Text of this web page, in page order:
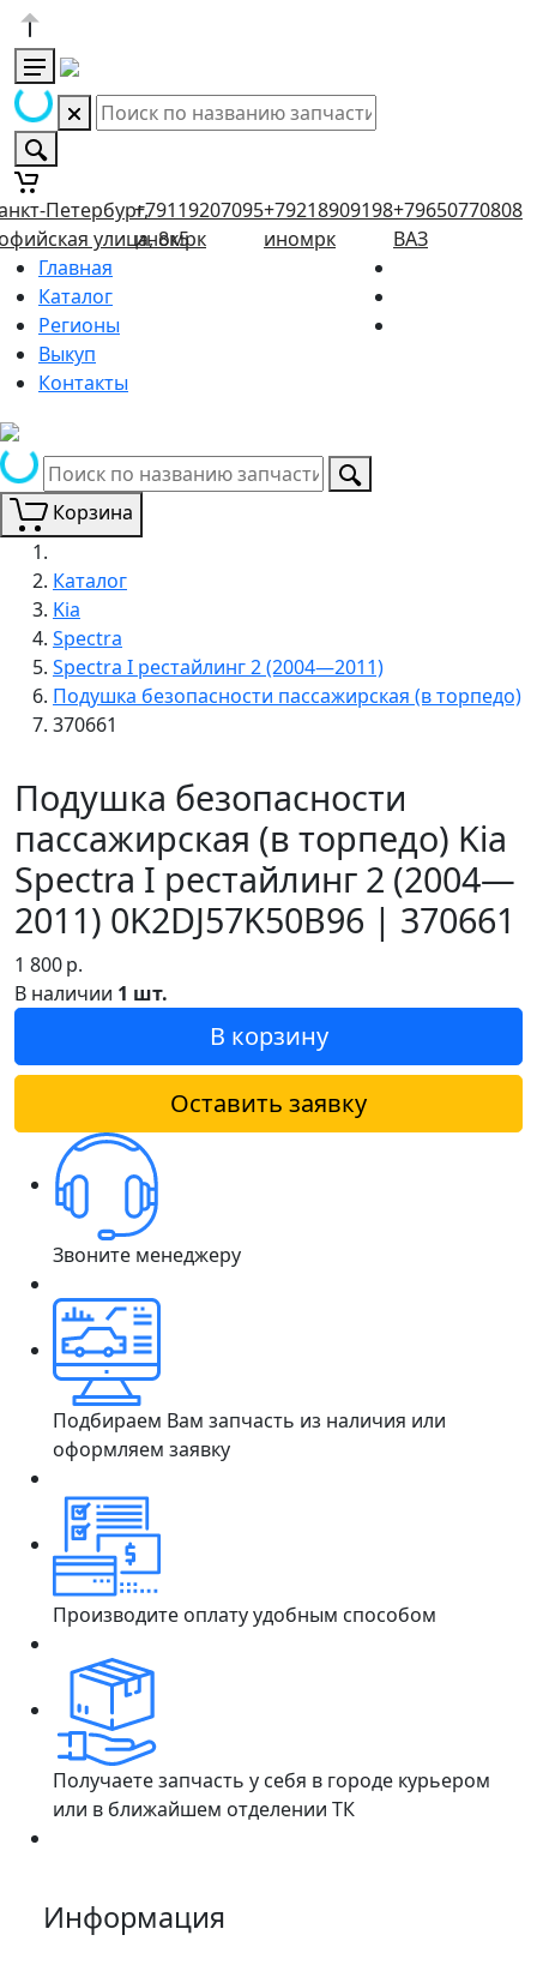
Петербург,
улица, 8к5
+79119207095
иномрк
+79218909198
иномрк
+79650770808
ВАЗ
Главная
Каталог
Регионы
Выкуп
Контакты
Корзина
Каталог
Kia
Spectra
Spectra I рестайлинг 2 (2004—2011)
Подушка безопасности пассажирская (в торпедо)
370661
Подушка безопасности
пассажирская (в торпедо) Kia
Spectra I рестайлинг 2 (2004—
2011) 0K2DJ57K50B96 | 370661
1 800р.
В наличии 1 шт.
В корзину
Оставить заявку
Звоните менеджеру
Подбираем Вам запчасть из наличия или
оформляем заявку
Производите оплату удобным способом
Получаете запчасть у себя в городе курьером
или в ближайшем отделении ТК
Информация